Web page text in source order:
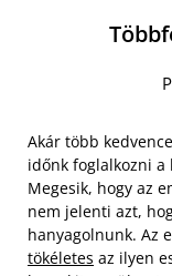
Akár több
időnk foglalkozni a
Megesik, hogy az
nem jelenti azt,
hanyagolnunk. Az
tökéletes az ilyen